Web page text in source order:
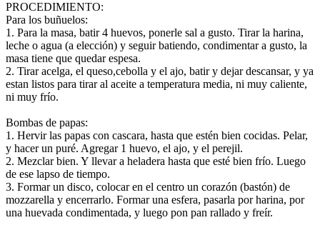
PROCEDIMIENTO:
Para los buñuelos:
1. Para la masa, batir 4 huevos, ponerle sal a gusto. Tirar la harina,
leche o agua (a elección) y seguir batiendo, condimentar a gusto, la
masa tiene que quedar espesa.
2. Tirar acelga, el queso,cebolla y el ajo, batir y dejar descansar, y ya
estan listos para tirar al aceite a temperatura media, ni muy caliente,
ni muy frío.
Bombas de papas:
1. Hervir las papas con cascara, hasta que estén bien cocidas. Pelar,
y hacer un puré. Agregar 1 huevo, el ajo, y el perejil.
2. Mezclar bien. Y llevar a heladera hasta que esté bien frío. Luego
de ese lapso de tiempo.
3. Formar un disco, colocar en el centro un corazón (bastón) de
mozzarella y encerrarlo. Formar una esfera, pasarla por harina, por
una huevada condimentada, y luego pon pan rallado y freír.